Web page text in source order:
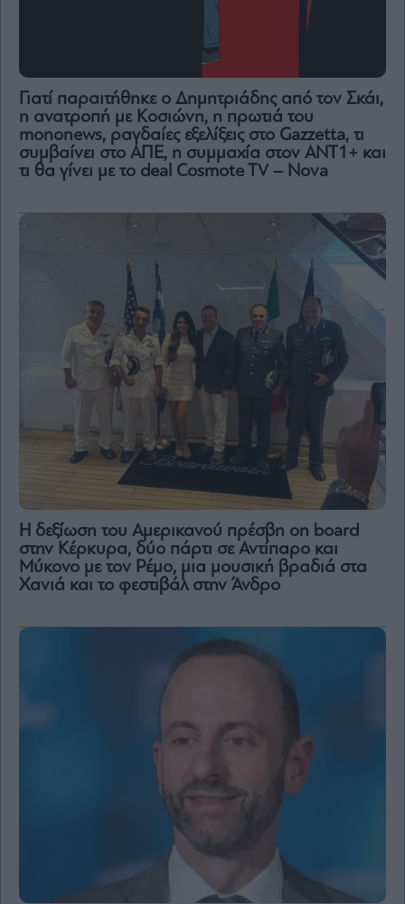
Γιατί παραιτήθηκε ο Δημητριάδης από τον Σκάι,
η ανατροπή με Κοσιώνη, η πρωτιά του
mononews, ραγδαίες εξελίξεις στο Gazzetta, τι
συμβαίνει στο ΑΠΕ, η συμμαχία στον ΑΝΤ1+ και
τι θα γίνει με το deal Cosmote TV – Nova
H δεξίωση του Αμερικανού πρέσβη on board
στην Κέρκυρα, δύο πάρτι σε Αντίπαρο και
Μύκονο με τον Ρέμο, μια μουσική βραδιά στα
Χανιά και το φεστιβάλ στην Άνδρο